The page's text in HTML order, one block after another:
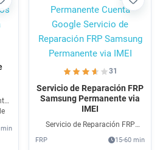
Favorito
de
31
Servicio de Reparación FRP
Samsung Permanente via
IMEI
Servicio de Reparación FRP
Desbloqueo de cuenta Google.
FRP 15-60 min